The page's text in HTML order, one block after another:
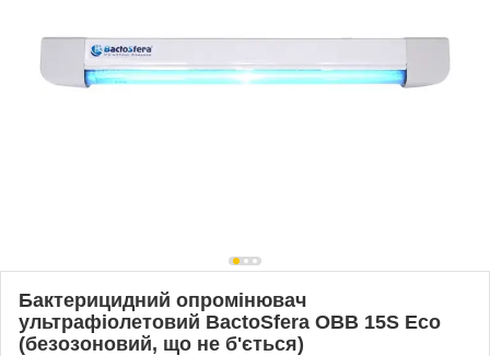
Бактерицидний опромінювач
ультрафіолетовий BactoSfera OBB 15S Eco
(безозоновий, що не б'ється)